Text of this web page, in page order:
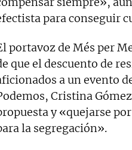
para conseguir
portavoz de Més per
que el descuento de
a un evento
Cristina
y «quejarse
la segregación».